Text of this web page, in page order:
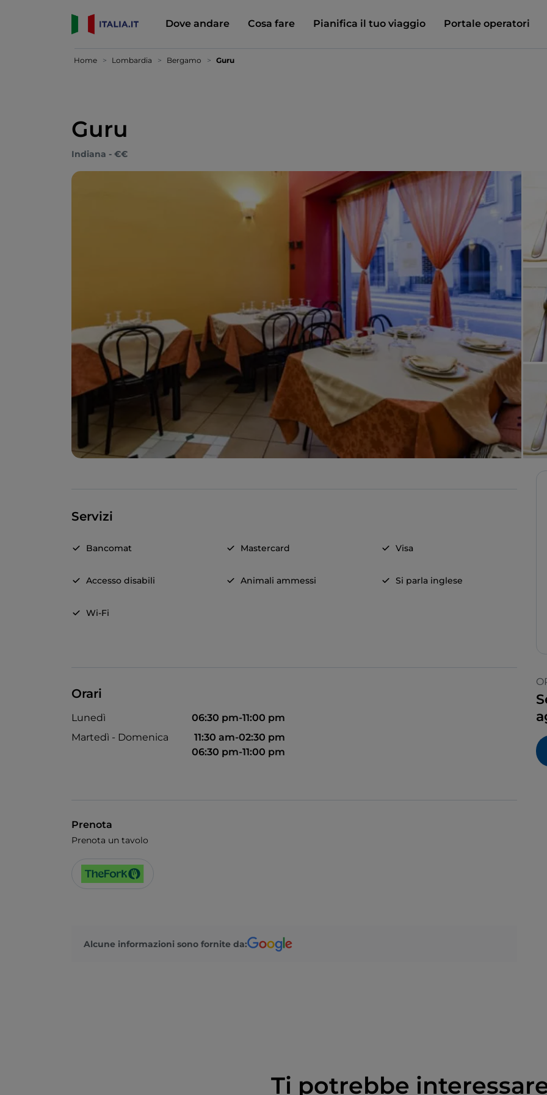
Dove andare Cosa fare Pianifica il tuo viaggio Portale operatori
Home Lombardia Bergamo Guru
Guru
Indiana - €€
Servizi
Bancomat Mastercard Visa
Accesso disabili Animali ammessi Si parla inglese
Wi-Fi
Orari
Lunedì
06:30 pm-11:00 pm
Martedì - Domenica
11:30 am-02:30 pm
06:30 pm-11:00 pm
Prenota
Prenota un tavolo
Alcune informazioni sono fornite da:
Ti potrebbe